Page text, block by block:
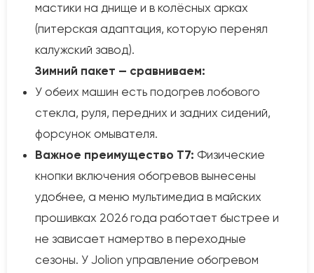
мастики на днище и в колёсных арках
(питерская адаптация, которую перенял
калужский завод).
Зимний пакет — сравниваем:
У обеих машин есть подогрев лобового
стекла, руля, передних и задних сидений,
форсунок омывателя.
Важное преимущество T7: Физические
кнопки включения обогревов вынесены
удобнее, а меню мультимедиа в майских
прошивках 2026 года работает быстрее и
не зависает намертво в переходные
сезоны. У Jolion управление обогревом